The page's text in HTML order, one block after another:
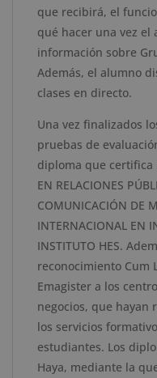
que recibirá, el
qué hacer una vez el
información sobre
Además, el alumno
clases en directo.
Una vez finalizados
pruebas de
diploma que certifica
EN RELACIONES
COMUNICACIÓN DE
INTERNACIONAL EN
INSTITUTO HES.
reconocimiento Cum
Emagister a los
negocios, que hayan
los servicios
estudiantes. Los
Haya, mediante la